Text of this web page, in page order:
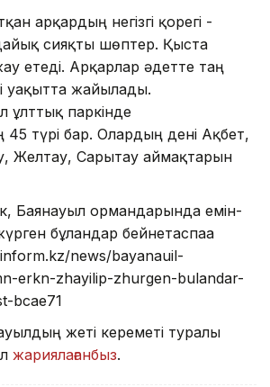
арқардың негізгі қорегі -
сияқты шөптер. Қыста
етеді. Арқарлар әдетте таң
уақытта жайылады.
ұлттық паркінде
45 түрі бар. Олардың дені Ақбет,
Желтау, Сарытау аймақтарын
Баянауыл ормандарында емін-
бұландар бейнетаспаға
news/bayanauil-
erkn-zhayilip-zhurgen-bulandar-
bcae71
жеті кереметі туралы
жариялағанбыз.